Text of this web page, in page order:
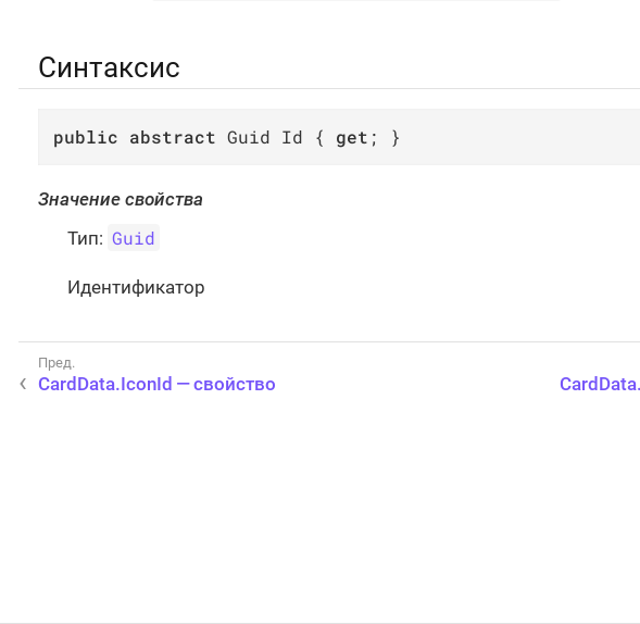
Синтаксис
public abstract Guid Id { get ; }
Значение свойства
Тип: Guid
Идентификатор
CardData.IconId — свойство